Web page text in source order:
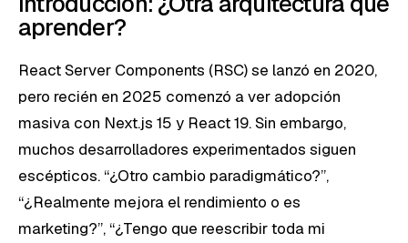
aprender?
React Server Components (RSC) se lanzó en 2020,
pero recién en 2025 comenzó a ver adopción
masiva con Next.js 15 y React 19. Sin embargo,
muchos desarrolladores experimentados siguen
escépticos. “¿Otro cambio paradigmático?”,
“¿Realmente mejora el rendimiento o es
marketing?”, “¿Tengo que reescribir toda mi